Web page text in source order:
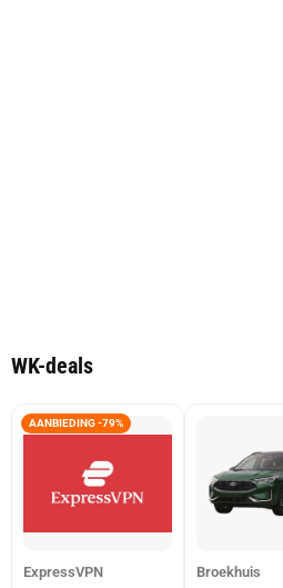
WK-deals
AANBIEDING -79%
ExpressVPN Broekhuis